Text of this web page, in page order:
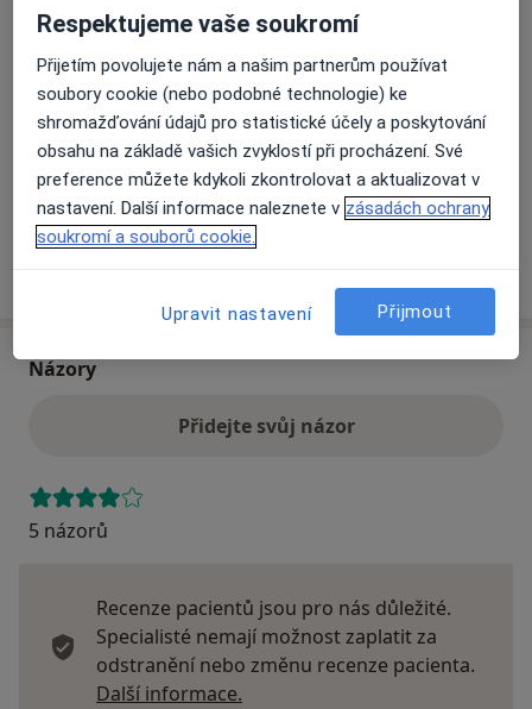
Dostupnost
Na této adrese online kalendář není aktivní
Co mám v takové situaci udělat?
Způsoby platby (soukromé návštěvy)
Na teto adrese lékař přijímá pacienty na pojišťovnu
Detaily
o adrese
Názory
Přidejte svůj názor
5 názorů
Recenze pacientů jsou pro nás důležité.
Specialisté nemají možnost zaplatit za
odstranění nebo změnu recenze pacienta.
Další informace.
Respektujeme vaše soukromí
Přijetím povolujete nám a našim partnerům používat
soubory cookie (nebo podobné technologie) ke
shromažďování údajů pro statistické účely a poskytování
obsahu na základě vašich zvyklostí při procházení. Své
preference můžete kdykoli zkontrolovat a aktualizovat v
nastavení. Další informace naleznete v zásadách ochrany
soukromí a souborů cookie.
Upravit nastavení Přijmout